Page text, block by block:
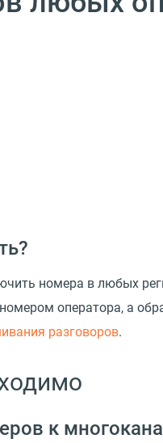
номера в любых
оператора, а
разговоров.
к